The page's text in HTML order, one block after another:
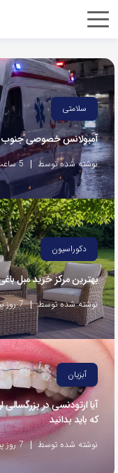
اشتراک
استفاده
از
روش‌های
زیر
می‌توانید
این
صفحه
را
با
دوستان
خود
به
اشتراک
بگذارید.
کپی
لینک
سلامتی
آمبولانس خصوصی جنوب
نوشته شده توسط 5 ساعت پیش
دکوراسیون
بهترین مرکز خرید مبل
نوشته شده توسط 7 روز پیش
آبزیان
آیا ارتودنسی در
که باید بدانید
نوشته شده توسط 7 روز پیش